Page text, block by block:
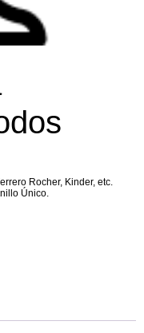
Rocher, Kinder, etc.
Único.